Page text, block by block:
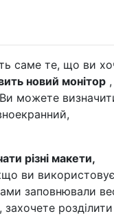
саме те, що ви
новий монітор ,
Ви можете
різні макети,
ви
заповнювали
розділити